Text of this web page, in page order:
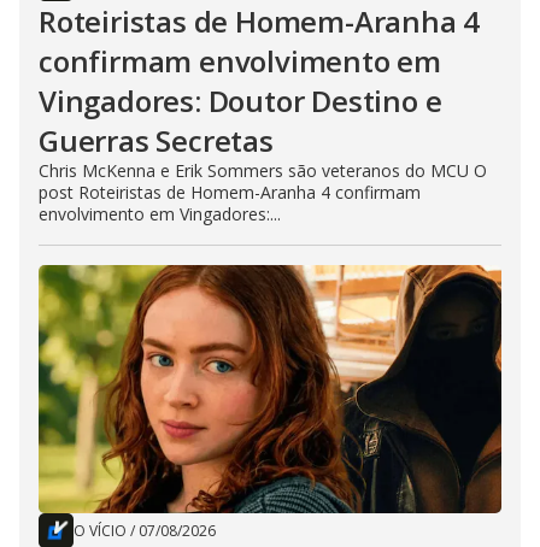
Roteiristas de Homem-Aranha 4
confirmam envolvimento em
Vingadores: Doutor Destino e
Guerras Secretas
Chris McKenna e Erik Sommers são veteranos do MCU O
post Roteiristas de Homem-Aranha 4 confirmam
envolvimento em Vingadores:...
O VÍCIO / 07/08/2026